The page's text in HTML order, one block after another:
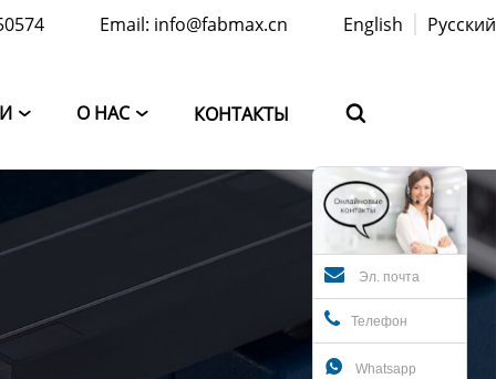
Email: info@fabmax.cn English Русский
 О НАС  КОНТАКТЫ 
Эл. почта
Телефон
 Whatsapp